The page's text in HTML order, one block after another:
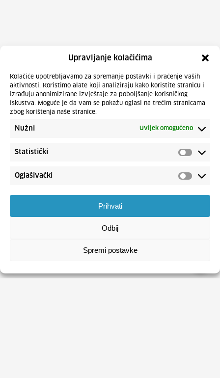
Upravljanje kolačićima
Kolačiće upotrebljavamo za spremanje postavki i praćenje vaših
aktivnosti. Koristimo alate koji analiziraju kako koristite stranicu i
izrađuju anonimizirane izvještaje za poboljšanje korisničkog
iskustva. Moguće je da vam se pokažu oglasi na trećim stranicama
zbog korištenja naše stranice.
Nužni Uvijek omogućeno
Statistički
Oglašivački
Prihvati
Odbij
Spremi postavke